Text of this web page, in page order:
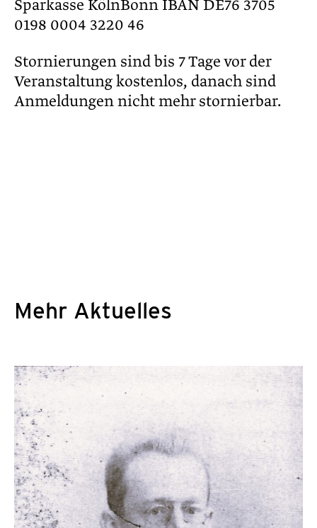
Sparkasse KölnBonn IBAN DE76 3705
0198 0004 3220 46
Stornierungen sind bis 7 Tage vor der
Veranstaltung kostenlos, danach sind
Anmeldungen nicht mehr stornierbar.
Mehr Aktuelles